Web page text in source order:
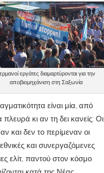
εργάτες διαμαρτύρονται για την
αποβιομηχάνιση στη Σαξωνία
είναι μία, από
πλευρά κι αν τη δει κανείς: Οι
και δεν το περίμεναν οι
και συνεργαζόμενες
ελίτ, παντού στον κόσμο